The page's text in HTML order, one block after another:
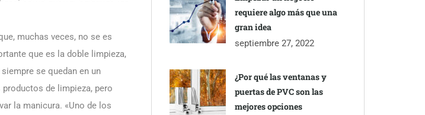
muchas veces, no se es
que es la doble limpieza,
se quedan en un
de limpieza, pero
la manicura. «Uno de los
requiere algo más que una
gran idea
septiembre 27, 2022
¿Por qué las ventanas y
puertas de PVC son las
mejores opciones